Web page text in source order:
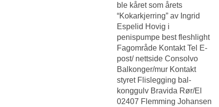
ble kåret som årets
“Kokarkjerring” av Ingrid
Espelid Hovig i
penispumpe best fleshlight
Fagområde Kontakt Tel E-
post/ nettside Consolvo
Balkonger/mur Kontakt
styret Flislegging bal-
konggulv Bravida Rør/El
02407 Flemming Johansen